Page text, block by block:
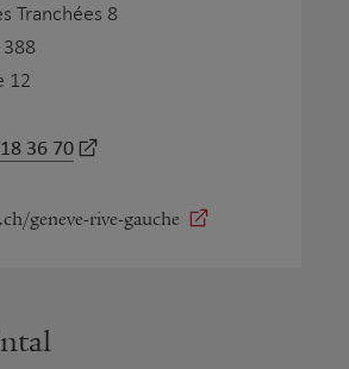
Tranchées 8
388
12
36 70
geneve-rive-gauche